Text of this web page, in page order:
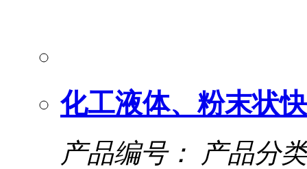
化工液体、粉末状
产品编号：
产品分